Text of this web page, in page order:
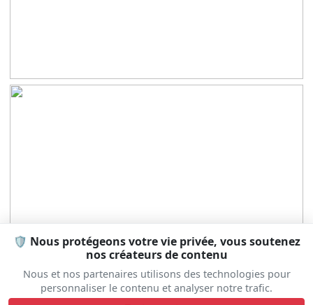
🛡️ Nous protégeons votre vie privée, vous soutenez
nos créateurs de contenu
Nous et nos partenaires utilisons des technologies pour
personnaliser le contenu et analyser notre trafic.